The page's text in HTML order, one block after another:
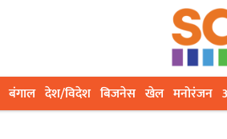
बंगाल देश/विदेश बिजनेस खेल मनोरंजन